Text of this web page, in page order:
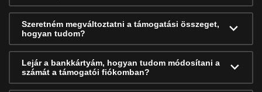
Szeretném megváltoztatni a támogatási összeget,
hogyan tudom?
Lejár a bankkártyám, hogyan tudom módosítani a
számát a támogatói fiókomban?